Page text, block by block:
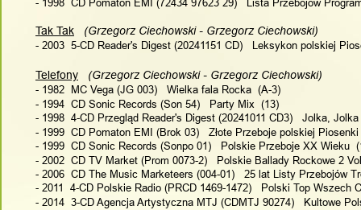
Tak Tak
   (Grzegorz Ciechowski - Grzegorz Ciechowski)
- 2003  5-CD Reader's Digest (20241151 CD)   Leksykon polskiej
Telefony
   (Grzegorz Ciechowski - Grzegorz Ciechowski)
- 1982  MC Vega (JG 003)   Wielka fala Rocka  (A-3)
- 1994  CD Sonic Records (Son 54)   Party Mix  (13)
- 1998  4-CD Przegląd Reader's Digest (20241011 CD3)   Jolka,
- 1999  CD Pomaton EMI (Brok 03)   Złote Przeboje polskiej
- 1999  CD Sonic Records (Sonpo 01)   Polskie Przeboje XX Wieku
- 2002  CD TV Market (Prom 0073-2)   Polskie Ballady Rockowe 2
- 2006  CD The Music Marketeers (004-01)   25 lat Listy Przebojów
- 2011  4-CD Polskie Radio (PRCD 1469-1472)   Polski Top Wszech
- 2014  3-CD Agencja Artystyczna MTJ (CDMTJ 90274)   Kultowe